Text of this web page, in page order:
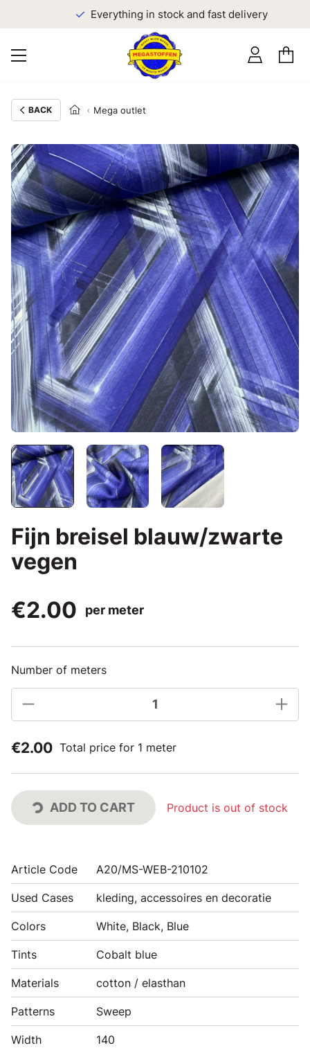
Everything in stock and fast delivery
BACK Mega outlet
Fijn breisel blauw/zwarte
vegen
€2.00
per meter
Number of meters
€2.00 Total price for 1 meter
ADD TO CART Product is out of stock
Article Code A20/MS-WEB-210102
Used Cases kleding, accessoires en decoratie
Colors White, Black, Blue
Tints Cobalt blue
Materials cotton / elasthan
Patterns Sweep
Width 140